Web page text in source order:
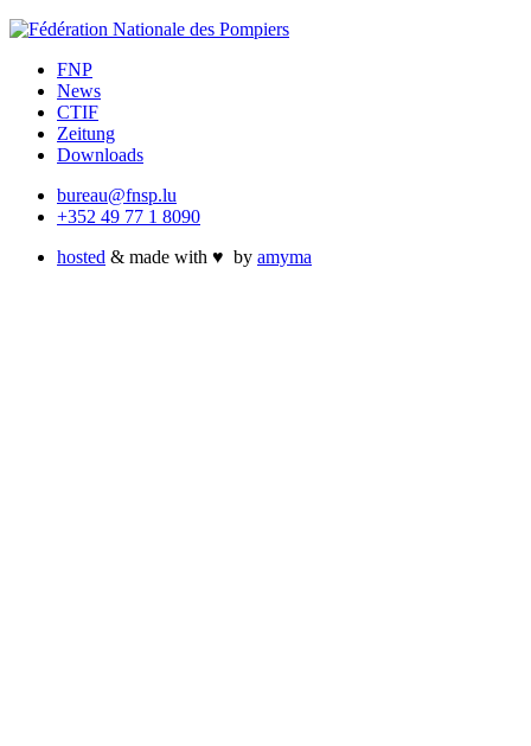
FNP
News
CTIF
Zeitung
Downloads
bureau@fnsp.lu
+352 49 77 1 8090
hosted & made with ♥ by amyma